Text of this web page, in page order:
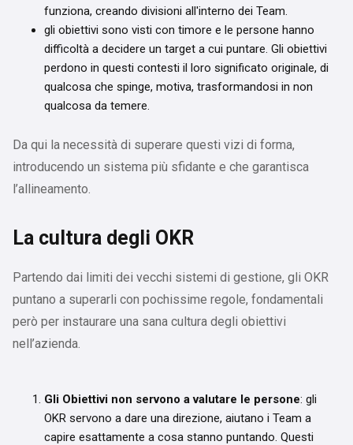
funziona, creando divisioni all'interno dei Team.
gli obiettivi sono visti con timore e le persone hanno
difficoltà a decidere un target a cui puntare. Gli obiettivi
perdono in questi contesti il loro significato originale, di
qualcosa che spinge, motiva, trasformandosi in non
qualcosa da temere.
Da qui la necessità di superare questi vizi di forma,
introducendo un sistema più sfidante e che garantisca
l’allineamento.
La cultura degli OKR
Partendo dai limiti dei vecchi sistemi di gestione, gli OKR
puntano a superarli con pochissime regole, fondamentali
però per instaurare una sana cultura degli obiettivi
nell’azienda.
Gli Obiettivi non servono a valutare le persone: gli
OKR servono a dare una direzione, aiutano i Team a
capire esattamente a cosa stanno puntando. Questi